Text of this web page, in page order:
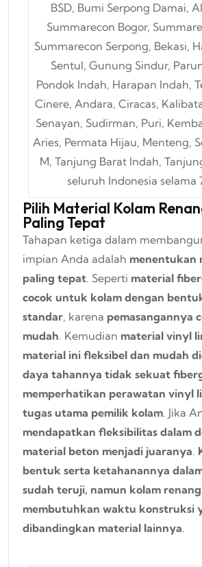
BSD, Bumi Serpong Damai,
Summarecon Bogor,
Summarecon Serpong, Bekasi,
Sentul, Gunung Sindur,
Pondok Indah, Harapan Indah,
Cinere, Andara, Ciracas,
Senayan, Sudirman, Puri,
Aries, Permata Hijau, Menteng,
M, Tanjung Barat Indah,
seluruh Indonesia selama
Pilih Material Kolam
Paling Tepat
Tahapan ketiga dalam
impian Anda adalah menentukan
paling tepat. Seperti material
cocok untuk kolam dengan
standar, karena pemasangannya
mudah. Kemudian material vinyl
material ini fleksibel dan mudah
daya tahannya tidak sekuat
memperhatikan perawatan vinyl
tugas utama pemilik kolam. Jika
mendapatkan fleksibilitas dalam
material beton menjadi juaranya.
bentuk serta ketahanannya
sudah teruji, namun kolam
membutuhkan waktu konstruksi
dibandingkan material lainnya.